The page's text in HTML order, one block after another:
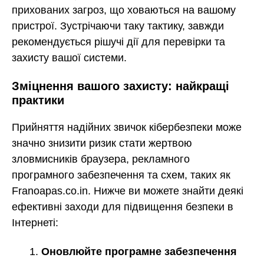
прихованих загроз, що ховаються на вашому
пристрої. Зустрічаючи таку тактику, завжди
рекомендується рішучі дії для перевірки та
захисту вашої системи.
Зміцнення вашого захисту: найкращі
практики
Прийняття надійних звичок кібербезпеки може
значно знизити ризик стати жертвою
зловмисників браузера, рекламного
програмного забезпечення та схем, таких як
Franoapas.co.in. Нижче ви можете знайти деякі
ефективні заходи для підвищення безпеки в
Інтернеті:
Оновлюйте програмне забезпечення